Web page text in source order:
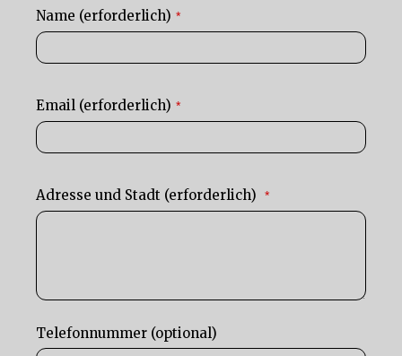
Name (erforderlich) *
Email (erforderlich) *
Adresse und Stadt (erforderlich) *
Telefonnummer (optional)